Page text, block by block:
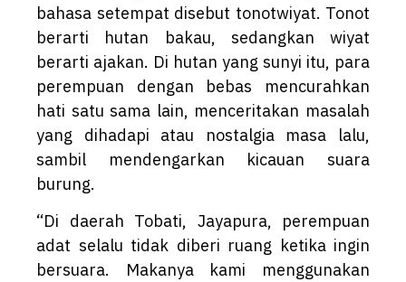
bahasa setempat disebut tonotwiyat. Tonot
berarti hutan bakau, sedangkan wiyat
berarti ajakan. Di hutan yang sunyi itu, para
perempuan dengan bebas mencurahkan
hati satu sama lain, menceritakan masalah
yang dihadapi atau nostalgia masa lalu,
sambil mendengarkan kicauan suara
burung.
“Di daerah Tobati, Jayapura, perempuan
adat selalu tidak diberi ruang ketika ingin
bersuara. Makanya kami menggunakan